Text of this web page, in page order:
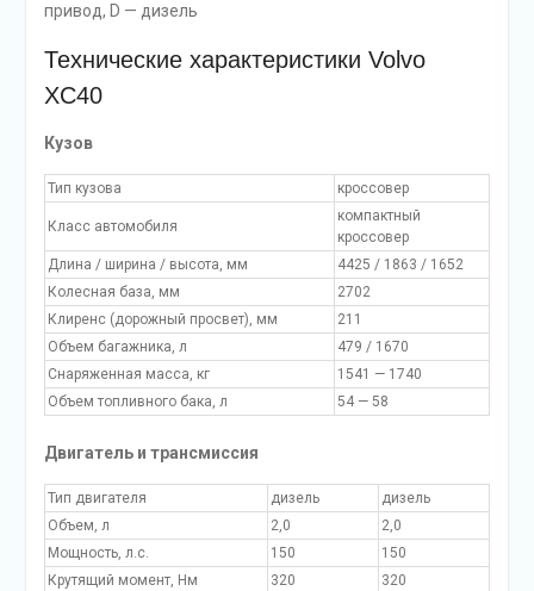
привод, D — дизель
Технические характеристики Volvo
XC40
Кузов
Тип кузова кроссовер
Класс автомобиля
компактный
кроссовер
Длина / ширина / высота, мм
4425 / 1863 / 1652
Колесная база, мм
2702
Клиренс (дорожный просвет), мм
211
Объем багажника, л
479 / 1670
Снаряженная масса, кг
1541 — 1740
Объем топливного бака, л
54 — 58
Двигатель и трансмиссия
Тип двигателя дизель
дизель
Объем, л
2,0
2,0
Мощность, л.с.
150
150
Крутящий момент, Нм
320
320